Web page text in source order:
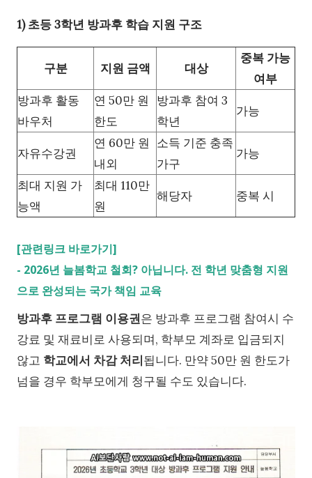
1) 초등 3학년 방과후 학습 지원 구조
구분 지원 금액 대상
중복 가능
여부
방과후 활동
바우처
연 50만 원
한도
방과후 참여 3
학년
가능
자유수강권
연 60만 원
내외
소득 기준 충족
가구
가능
최대 지원 가
능액
최대 110만
원
해당자 중복 시
[관련링크 바로가기]
- 2026년 늘봄학교 철회? 아닙니다. 전 학년 맞춤형 지원
으로 완성되는 국가 책임 교육
방과후 프로그램 이용권은 방과후 프로그램 참여시 수
강료 및 재료비로 사용되며, 학부모 계좌로 입금되지
않고 학교에서 차감 처리됩니다. 만약 50만 원 한도가
넘을 경우 학부모에게 청구될 수도 있습니다.